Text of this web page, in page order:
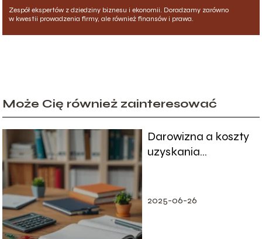
Zespół ekspertów z dziedziny biznesu i ekonomii. Doradzamy zarówno
w kwestii prowadzenia firmy, ale również finansów i prawa.
Może Cię również zainteresować
Darowizna a koszty
uzyskania
2025-06-26